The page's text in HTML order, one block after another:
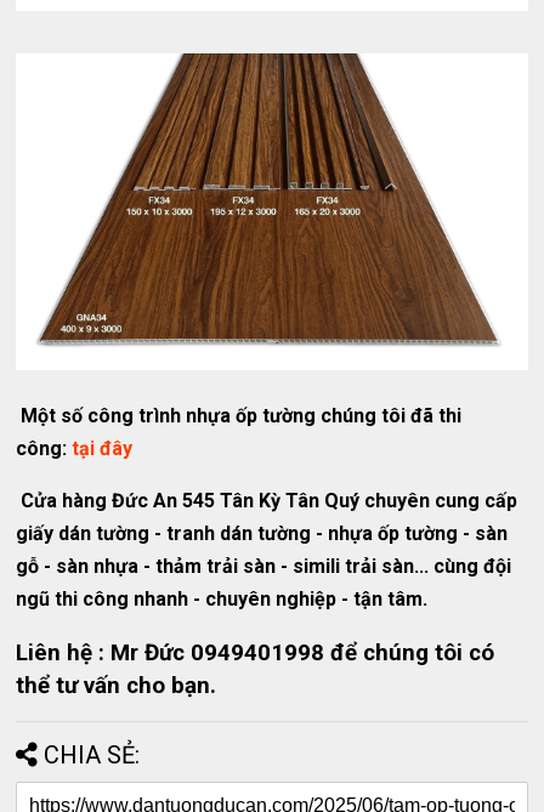
Một số công trình nhựa ốp tường chúng tôi đã thi
công:tại đây
Cửa hàng Đức An 545 Tân Kỳ Tân Quý chuyên cung cấp
giấy dán tường - tranh dán tường - nhựa ốp tường - sàn
gỗ - sàn nhựa - thảm trải sàn - simili trải sàn... cùng đội
ngũ thi công nhanh - chuyên nghiệp - tận tâm.
Liên hệ : Mr Đức 0949401998 để chúng tôi có
thể tư vấn cho bạn.
CHIA SẺ: